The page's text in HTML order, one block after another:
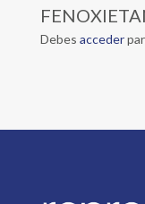
Debes acceder